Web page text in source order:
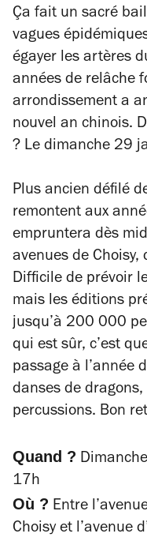
Ça fait un sacré
vagues
égayer les artères
années de relâche
arrondissement a
nouvel an chinois.
? Le dimanche 29
Plus ancien défilé
remontent aux
empruntera dès
avenues de Choisy,
Difficile de prévoir
mais les éditions
jusqu’à 200 000
qui est sûr, c’est
passage à l’année
danses de
percussions. Bon
Quand ?
17h
Où ? Entre
Choisy et l’avenue